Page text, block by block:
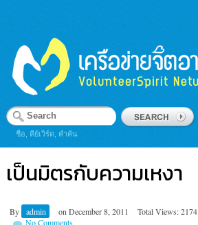
ชื่อ, คีย์เวิร์ด, คำค้น
เป็นมิตรกับความเหงา
By admin on December 8, 2011 Total Views: 2174
No Comments